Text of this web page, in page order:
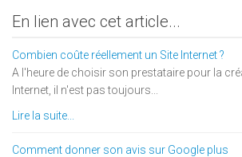
En lien avec cet article...
Combien coûte réellement un Site Internet ?
A l'heure de choisir son prestataire pour la
Internet, il n'est pas toujours...
Lire la suite...
Comment donner son avis sur Google plus